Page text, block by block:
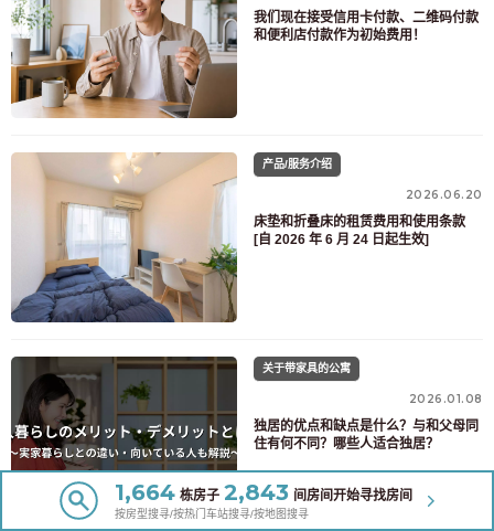
我们现在接受信用卡付款、二维码付款
和便利店付款作为初始费用！
产品/服务介绍
2026.06.20
床垫和折叠床的租赁费用和使用条款
[自 2026 年 6 月 24 日起生效]
关于带家具的公寓
2026.01.08
独居的优点和缺点是什么？与和父母同
住有何不同？哪些人适合独居？
1,664 栋房子 2,843 间房间开始寻找房间
按房型搜寻/按热门车站搜寻/按地图搜寻